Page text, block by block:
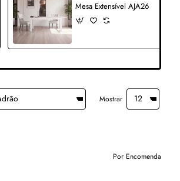
Mesa Extensível AJA26
Mostrar
Por Encomenda